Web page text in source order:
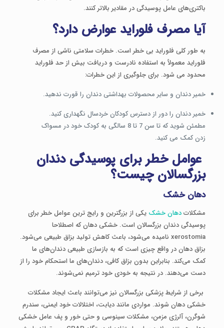
باکتری‌های عامل پوسیدگی در مقادیر بالاتر کنند.
آیا مصرف فلوراید عوارض دارد؟
به طور کلی فلوراید بی خطر است. خطرات سلامتی ناشی از مصرف
فلوراید معمولاً به استفاده نادرست و دریافت بیش از حد فلوراید
محدود می شود. برای جلوگیری از این خطرات:
خمیر دندان و سایر محصولات بهداشتی دندان را قورت ندهید.
خمیر دندان را دور از دسترس کودکان خردسال نگهداری کنید.
مطمئن شوید که تا سن 7 تا 8 سالگی به کودک خود در مسواک
زدن کمک می کنید.
عوامل خطر برای پوسیدگی دندان
بزرگسالان چیست؟
دهان خشک
مشکلاتدهان خشک یکی از بزرگترین و رایج ترین عوامل خطر برای
پوسیدگی دندان بزرگسالان است. خشکی دهان که اصطلاحا
xerostomia نامیده می‌شود، باعث کاهش تولید بزاق طبیعی می‌شود.
بزاق دهان در واقع چیزی است که به بازسازی طبیعی دندان‌های ما
کمک می‌کند. بنابراین بدون بزاق کافی، دندان‌های ما استحکام خود را از
دست می‌دهند. در نتیجه به خودی خود ترمیم نمی‌شوند.
برخی از شرایط پزشکی بزرگسالان نیز می‌توانند باعث ایجاد مشکلات
خشکی دهان شوند. مواردی مانند دیابت، اختلالات خود ایمنی، سندرم
شوگرن، آلرژی مزمن، مشکلات سینوسی و حتی خور و پف عامل خشکی